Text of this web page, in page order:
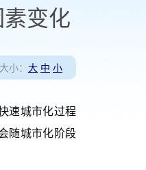
变化
小： 大 中 小
速城市化过程
随城市化阶段